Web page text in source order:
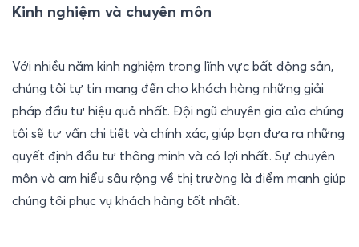
Kinh nghiệm và chuyên môn
Với nhiều năm kinh nghiệm trong lĩnh vực bất động sản,
chúng tôi tự tin mang đến cho khách hàng những giải
pháp đầu tư hiệu quả nhất. Đội ngũ chuyên gia của chúng
tôi sẽ tư vấn chi tiết và chính xác, giúp bạn đưa ra những
quyết định đầu tư thông minh và có lợi nhất. Sự chuyên
môn và am hiểu sâu rộng về thị trường là điểm mạnh giúp
chúng tôi phục vụ khách hàng tốt nhất.